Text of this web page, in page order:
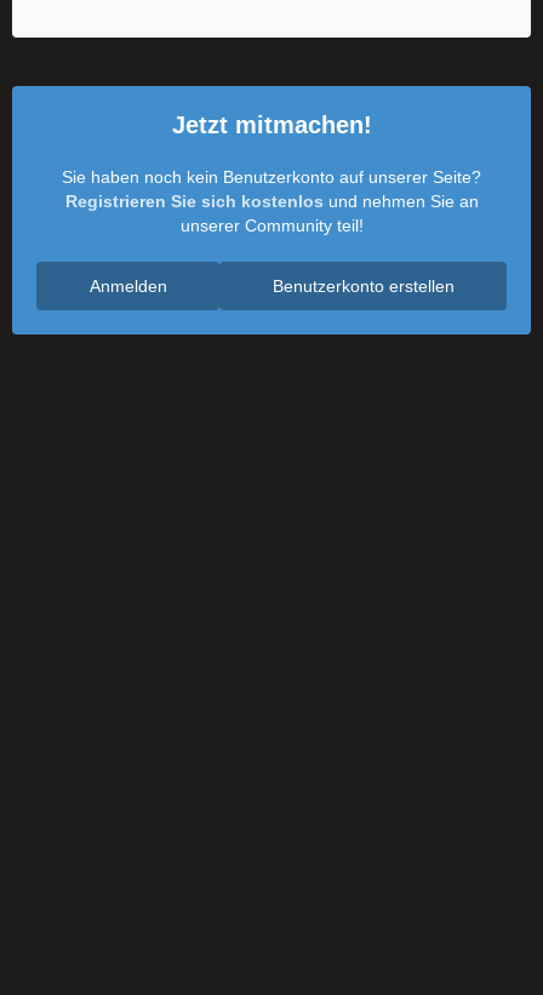
Jetzt mitmachen!
Sie haben noch kein Benutzerkonto auf unserer Seite?
Registrieren Sie sich kostenlos und nehmen Sie an
unserer Community teil!
Benutzerkonto erstellen
Anmelden